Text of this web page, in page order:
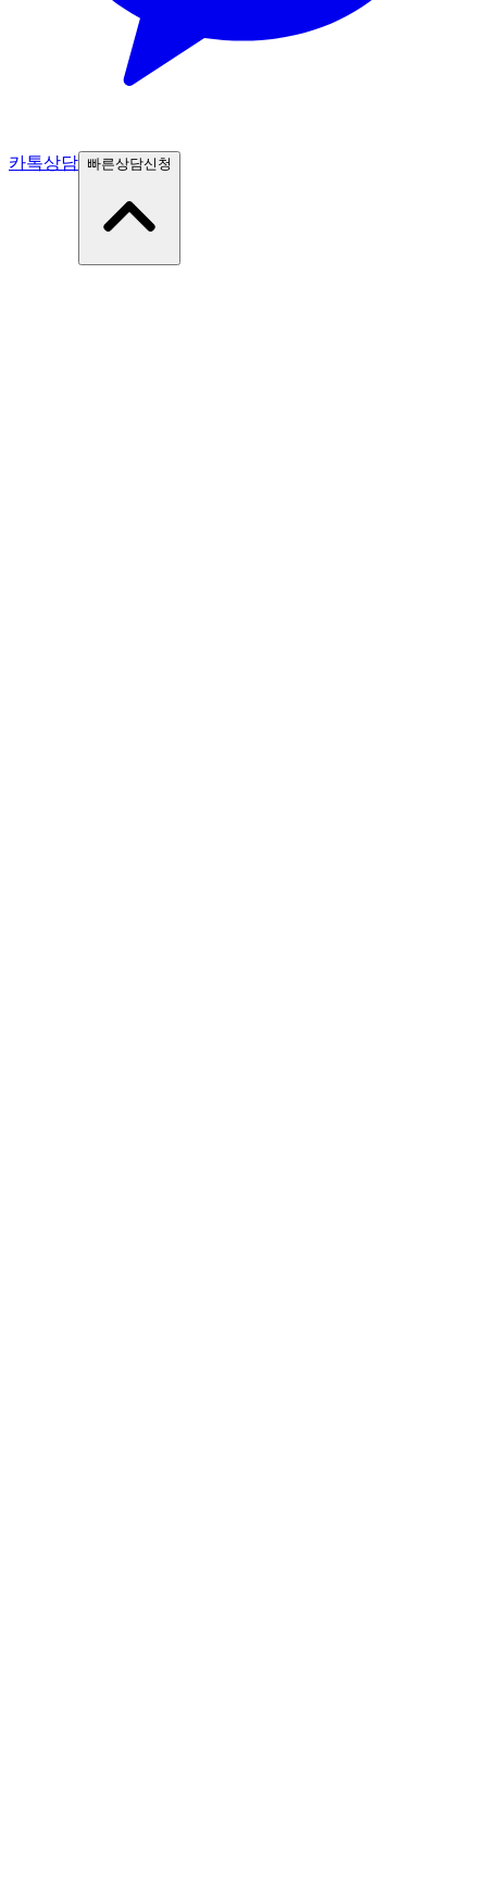
카톡상담 빠른상담신청